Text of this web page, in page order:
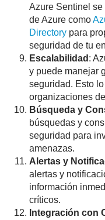
Azure Sentinel
de Azure como
Directory para
seguridad de tu
Escalabilidad :
y puede manejar
seguridad. Esto
organizaciones
Búsqueda y
búsquedas y
seguridad para
amenazas.
Alertas y
alertas y
información
críticos.
Integración con